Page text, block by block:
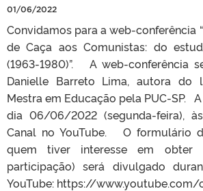
01/06/2022
Convidamos para a web-conferência
de Caça aos Comunistas: do
(1963-1980)”. A web-conferência
Danielle Barreto Lima, autora do
Mestra em Educação pela PUC-SP.
dia 06/06/2022 (segunda-feira),
Canal no YouTube. O formulário
quem tiver interesse em obter
participação) será divulgado
YouTube: https://www.youtube.com/